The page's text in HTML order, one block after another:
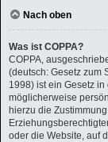
Nach oben
Was ist COPPA?
COPPA,
(deutsch: Gesetz zum
1998) ist ein Gesetz
möglicherweise
hierzu die
oder die Website, auf